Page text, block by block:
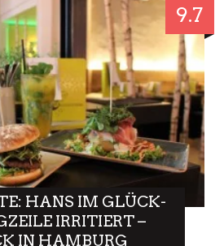
9.7
HANS IM GLÜCK-
IRRITIERT –
IN HAMBURG